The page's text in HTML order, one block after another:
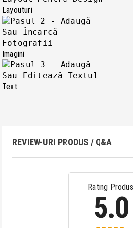
Layouturi
Imagini
Text
REVIEW-URI PRODUS / Q&A
Rating Produs
5.0